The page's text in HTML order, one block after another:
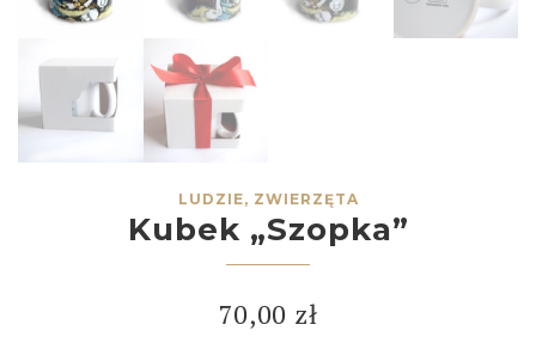
LUDZIE, ZWIERZĘTA
Kubek „Szopka”
70,00 zł